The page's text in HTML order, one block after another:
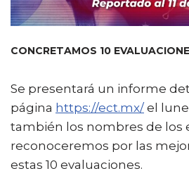
CONCRETAMOS 10
Se presentará un informe
página https://ect.mx/el
también los nombres de los
reconoceremos por las
estas 10 evaluaciones.